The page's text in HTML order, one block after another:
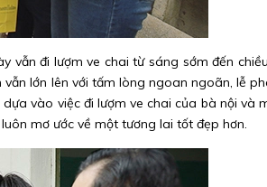
vẫn đi lượm ve chai từ sáng sớm đến
lớn lên với tấm lòng ngoan ngoãn, lễ
vào việc đi lượm ve chai của bà nội và
mơ ước về một tương lai tốt đẹp hơn.